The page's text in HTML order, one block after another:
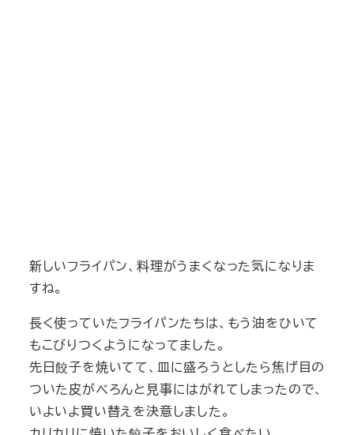
新しいフライパン、料理がうまくなった気になりま
すね。
長く使っていたフライパンたちは、もう油をひいて
もこびりつくようになってました。
先日餃子を焼いてて、皿に盛ろうとしたら焦げ目の
ついた皮がべろんと見事にはがれてしまったので、
いよいよ買い替えを決意しました。